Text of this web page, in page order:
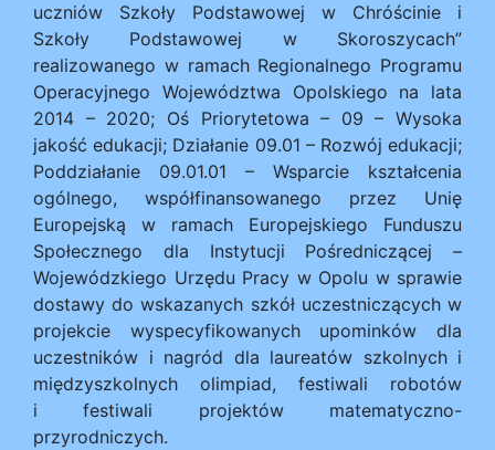
uczniów Szkoły Podstawowej w Chróścinie i
Szkoły Podstawowej w Skoroszycach”
realizowanego w ramach Regionalnego Programu
Operacyjnego Województwa Opolskiego na lata
2014 – 2020; Oś Priorytetowa – 09 – Wysoka
jakość edukacji; Działanie 09.01 – Rozwój edukacji;
Poddziałanie 09.01.01 – Wsparcie kształcenia
ogólnego, współfinansowanego przez Unię
Europejską w ramach Europejskiego Funduszu
Społecznego dla Instytucji Pośredniczącej –
Wojewódzkiego Urzędu Pracy w Opolu w sprawie
dostawy do wskazanych szkół uczestniczących w
projekcie wyspecyfikowanych upominków dla
uczestników i nagród dla laureatów szkolnych i
międzyszkolnych olimpiad, festiwali robotów
i festiwali projektów matematyczno-
przyrodniczych.